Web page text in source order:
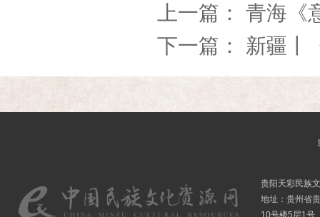
上一篇： 青海《
下一篇： 新疆丨
贵阳天彩民族
地址：贵州省